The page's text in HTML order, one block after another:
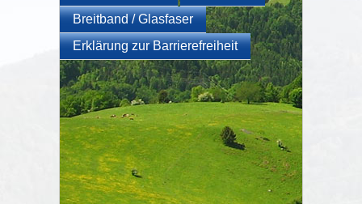
Breitband / Glasfaser
Erklärung zur Barrierefreiheit